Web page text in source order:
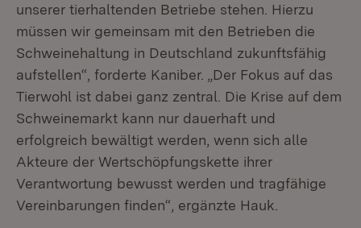
unserer tierhaltenden Betriebe stehen. Hierzu
müssen wir gemeinsam mit den Betrieben die
Schweinehaltung in Deutschland zukunftsfähig
aufstellen“, forderte Kaniber. „Der Fokus auf das
Tierwohl ist dabei ganz zentral. Die Krise auf dem
Schweinemarkt kann nur dauerhaft und
erfolgreich bewältigt werden, wenn sich alle
Akteure der Wertschöpfungskette ihrer
Verantwortung bewusst werden und tragfähige
Vereinbarungen finden“, ergänzte Hauk.